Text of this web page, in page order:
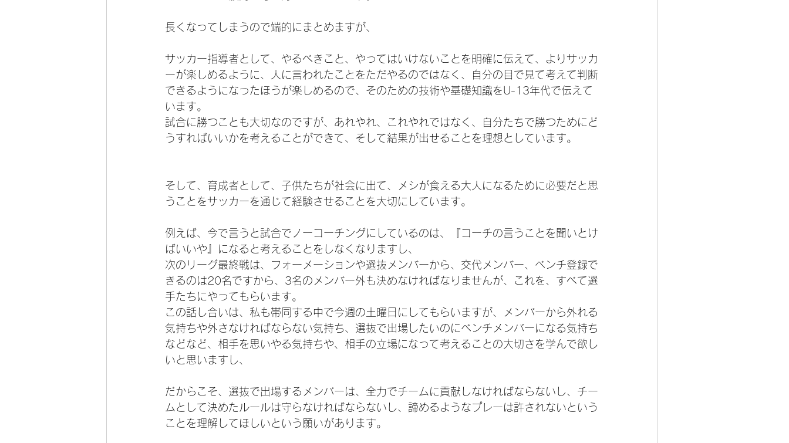
長くなってしまうので端的にまとめますが、
サッカー指導者として、やるべきこと、やってはいけないことを明確に伝えて、よりサッカ
ーが楽しめるように、人に言われたことをただやるのではなく、自分の目で見て考えて判断
できるようになったほうが楽しめるので、そのための技術や基礎知識をU-13年代で伝えて
います。
試合に勝つことも大切なのですが、あれやれ、これやれではなく、自分たちで勝つためにど
うすればいいかを考えることができて、そして結果が出せることを理想としています。
そして、育成者として、子供たちが社会に出て、メシが食える大人になるために必要だと思
うことをサッカーを通じて経験させることを大切にしています。
例えば、今で言うと試合でノーコーチングにしているのは、『コーチの言うことを聞いとけ
ばいいや』になると考えることをしなくなりますし、
次のリーグ最終戦は、フォーメーションや選抜メンバーから、交代メンバー、ベンチ登録で
きるのは20名ですから、3名のメンバー外も決めなければなりませんが、これを、すべて選
手たちにやってもらいます。
この話し合いは、私も帯同する中で今週の土曜日にしてもらいますが、メンバーから外れる
気持ちや外さなければならない気持ち、選抜で出場したいのにベンチメンバーになる気持ち
などなど、相手を思いやる気持ちや、相手の立場になって考えることの大切さを学んで欲し
いと思いますし、
だからこそ、選抜で出場するメンバーは、全力でチームに貢献しなければならないし、チー
ムとして決めたルールは守らなければならないし、諦めるようなプレーは許されないという
ことを理解してほしいという願いがあります。